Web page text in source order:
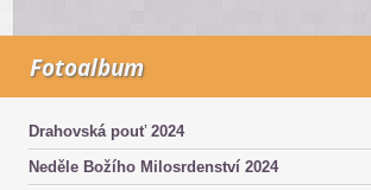
Fotoalbum
Drahovská pouť 2024
Neděle Božího Milosrdenství 2024